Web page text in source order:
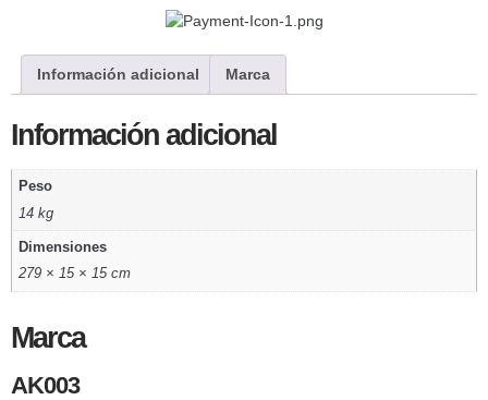
Información adicional Marca
Información adicional
Peso
14 kg
Dimensiones
279 × 15 × 15 cm
Marca
AK003